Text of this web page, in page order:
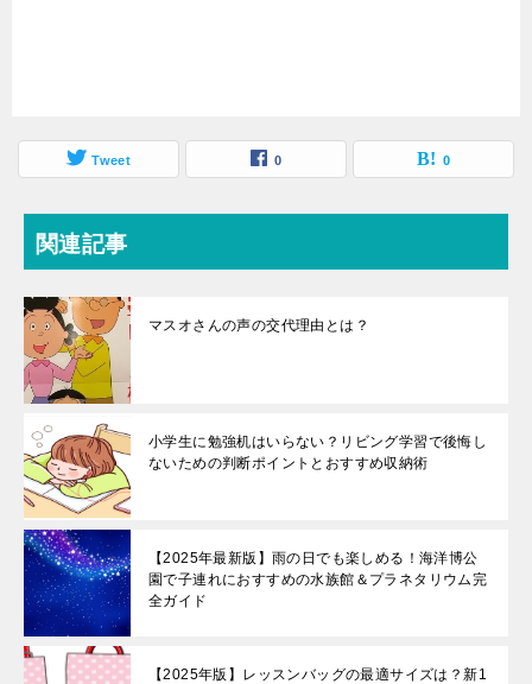
Tweet 0 0
関連記事
マスオさんの声の交代理由とは？
小学生に勉強机はいらない？リビング学習で後悔し
ないための判断ポイントとおすすめ収納術
【2025年最新版】雨の日でも楽しめる！海洋博公
園で子連れにおすすめの水族館＆プラネタリウム完
全ガイド
【2025年版】レッスンバッグの最適サイズは？新1